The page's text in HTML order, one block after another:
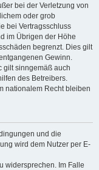
bei der Verletzung von
oder grob
bei Vertragsschluss
im Übrigen der Höhe
begrenzt. Dies gilt
Gewinn.
gilt sinngemäß auch
des Betreibers.
nationalem Recht bleiben
und die
wird dem Nutzer per E-
widersprechen. Im Falle